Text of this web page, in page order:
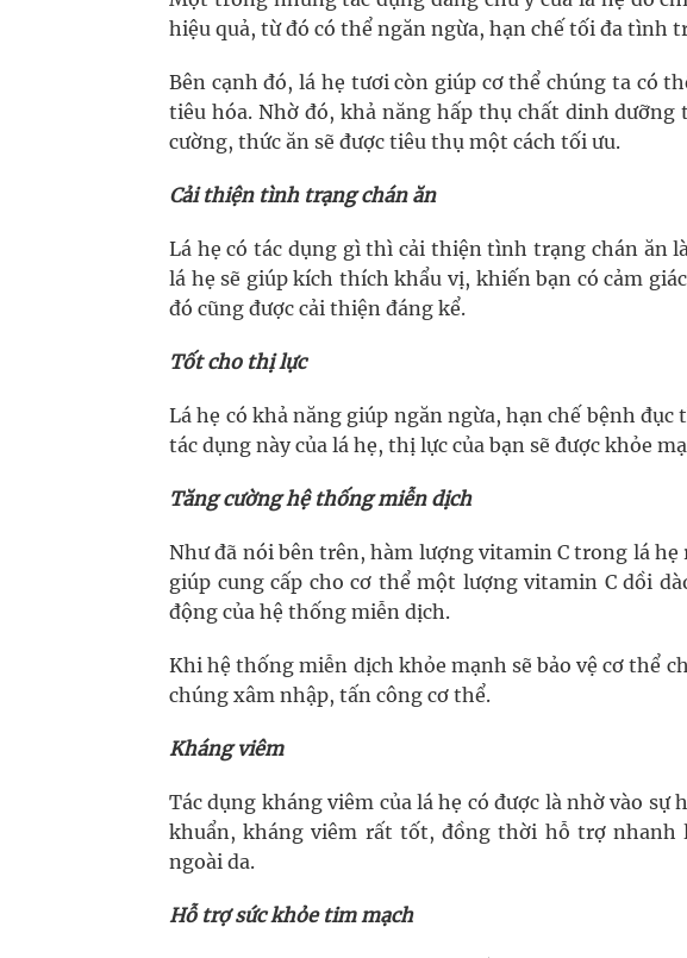
hiệu quả, từ đó có thể ngăn ngừa, hạn chế tối đa tình
Bên cạnh đó, lá hẹ tươi còn giúp cơ thể chúng ta có
tiêu hóa. Nhờ đó, khả năng hấp thụ chất dinh
cường, thức ăn sẽ được tiêu thụ một cách tối ưu.
Cải thiện tình trạng chán ăn
Lá hẹ có tác dụng gì thì cải thiện tình trạng chán ăn
lá hẹ sẽ giúp kích thích khẩu vị, khiến bạn có cảm
đó cũng được cải thiện đáng kể.
Tốt cho thị lực
Lá hẹ có khả năng giúp ngăn ngừa, hạn chế bệnh
tác dụng này của lá hẹ, thị lực của bạn sẽ được khỏe
Tăng cường hệ thống miễn dịch
Như đã nói bên trên, hàm lượng vitamin C trong lá hẹ
giúp cung cấp cho cơ thể một lượng vitamin C dồi
động của hệ thống miễn dịch.
Khi hệ thống miễn dịch khỏe mạnh sẽ bảo vệ cơ thể
chúng xâm nhập, tấn công cơ thể.
Kháng viêm
Tác dụng kháng viêm của lá hẹ có được là nhờ vào
khuẩn, kháng viêm rất tốt, đồng thời hỗ trợ
ngoài da.
Hỗ trợ sức khỏe tim mạch